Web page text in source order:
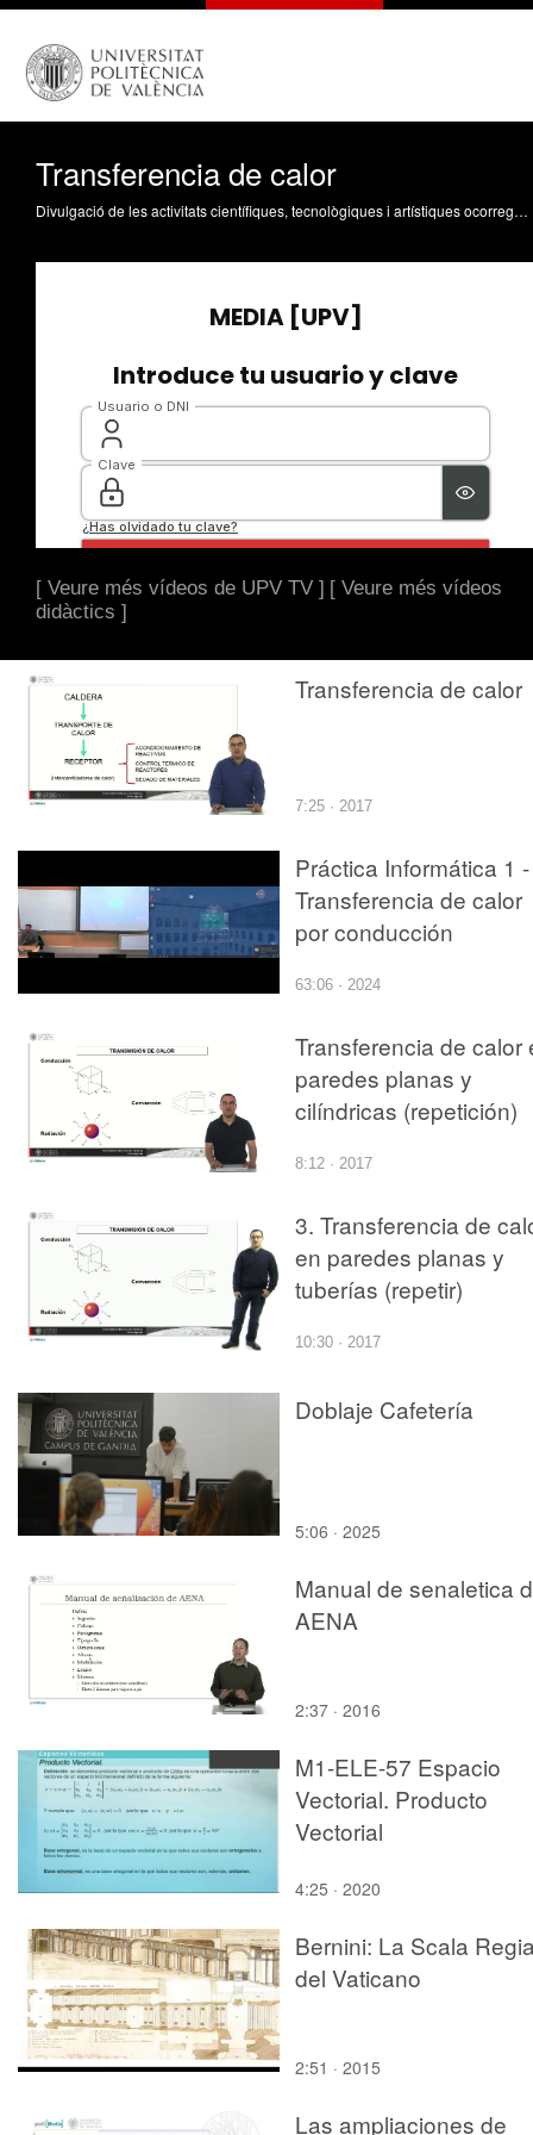
Transferencia de calor
Divulgació de les activitats científiques, tecnològiques i artístiques ocorregudes en els tres campus de la UPV
[ Veure més vídeos de UPV TV ] [ Veure més vídeos
didàctics ]
Transferencia de calor
7:25 · 2017
Práctica Informática 1 -
Transferencia de calor
por conducción
63:06 · 2024
Transferencia de calor
paredes planas y
cilíndricas (repetición)
8:12 · 2017
3. Transferencia de
en paredes planas y
tuberías (repetir)
10:30 · 2017
Doblaje Cafetería
5:06 · 2025
Manual de senaletica
AENA
2:37 · 2016
M1-ELE-57 Espacio
Vectorial. Producto
Vectorial
4:25 · 2020
Bernini: La Scala
del Vaticano
2:51 · 2015
Las ampliaciones de